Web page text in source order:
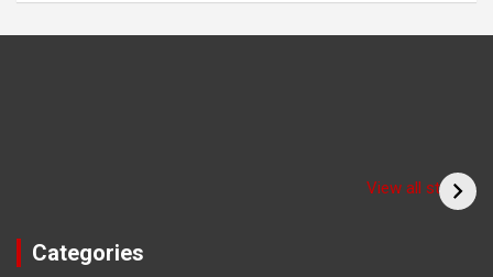
View all stories
(Bitiya) बिटिया
Categories